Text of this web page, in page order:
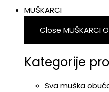
MUŠKARCI
Close MUŠKARCI
Kategorije
Sva muška